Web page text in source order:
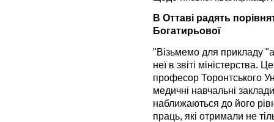
В Оттаві радять
Богатирьової
"Візьмемо для прикладу
неї в звіті
професор Торонтського
медичні навчальні
наближаються до його
праць, які отримали не